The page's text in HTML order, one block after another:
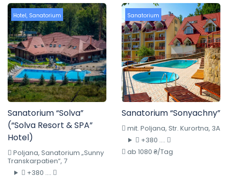
Hotel, Sanatorium
Sanatorium “Solva”
(“Solva Resort & SPA”
Hotel)
Poljana, Sanatorium „Sunny
Transkarpatien“, 7
+380 ....
Sanatorium
Sanatorium “Sonyachny”
mit. Poljana, Str. Kurortna, 3A
+380 ....
ab 1080 ₴/Tag